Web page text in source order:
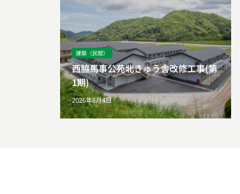
建築（民間）
西脇馬事公苑北きゅう舎改修工事(第
1期)
2026年8月4日